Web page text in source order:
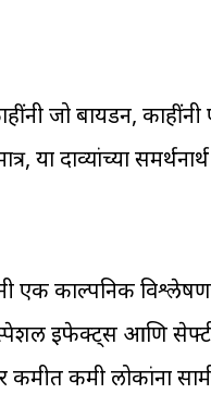
जो बायडन,
या दाव्यांच्या
यांनी एक काल्पनिक
स्पेशल इफेक्ट्स आणि
कमीत कमी लोकांना